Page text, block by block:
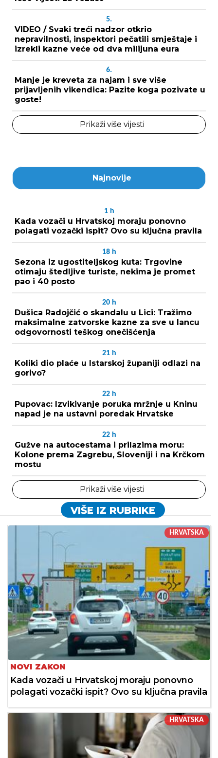
5.
VIDEO / Svaki treći nadzor otkrio
nepravilnosti, inspektori pečatili smještaje i
izrekli kazne veće od dva milijuna eura
6.
Manje je kreveta za najam i sve više
prijavljenih vikendica: Pazite koga pozivate u
goste!
Prikaži više vijesti
Najnovije
1 h
Kada vozači u Hrvatskoj moraju ponovno
polagati vozački ispit? Ovo su ključna pravila
18 h
Sezona iz ugostiteljskog kuta: Trgovine
otimaju štedljive turiste, nekima je promet
pao i 40 posto
20 h
Dušica Radojčić o skandalu u Lici: Tražimo
maksimalne zatvorske kazne za sve u lancu
odgovornosti teškog onečišćenja
21 h
Koliki dio plaće u Istarskoj županiji odlazi na
gorivo?
22 h
Pupovac: Izvikivanje poruka mržnje u Kninu
napad je na ustavni poredak Hrvatske
22 h
Gužve na autocestama i prilazima moru:
Kolone prema Zagrebu, Sloveniji i na Krčkom
mostu
Prikaži više vijesti
VIŠE IZ RUBRIKE
HRVATSKA
NOVI ZAKON
Kada vozači u Hrvatskoj moraju ponovno
polagati vozački ispit? Ovo su ključna pravila
HRVATSKA